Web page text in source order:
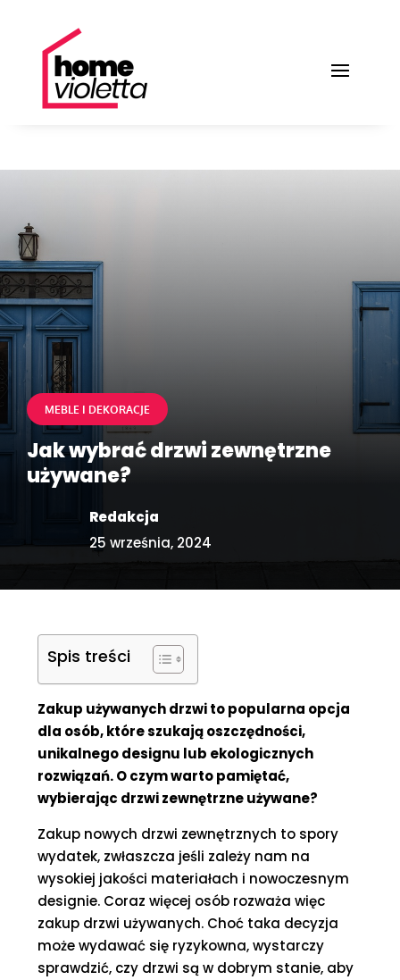
MEBLE I DEKORACJE
Jak wybrać drzwi zewnętrzne
używane?
Redakcja
25 września, 2024
Spis treści
Zakup używanych drzwi to popularna opcja
dla osób, które szukają oszczędności,
unikalnego designu lub ekologicznych
rozwiązań. O czym warto pamiętać,
wybierając drzwi zewnętrzne używane?
Zakup nowych drzwi zewnętrznych to spory
wydatek, zwłaszcza jeśli zależy nam na
wysokiej jakości materiałach i nowoczesnym
designie. Coraz więcej osób rozważa więc
zakup drzwi używanych. Choć taka decyzja
może wydawać się ryzykowna, wystarczy
sprawdzić, czy drzwi są w dobrym stanie, aby